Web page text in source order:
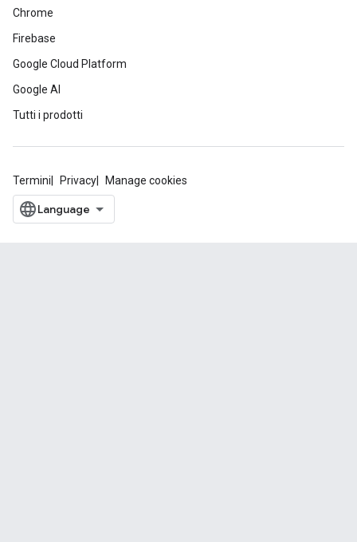
Chrome
Firebase
Google Cloud Platform
Google AI
Tutti i prodotti
Termini Privacy Manage cookies